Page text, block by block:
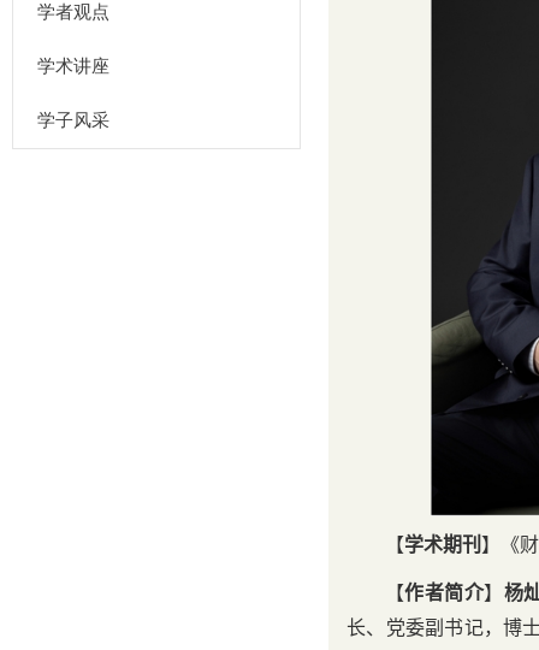
学者观点
学术讲座
学子风采
【学术期刊 】《
【作者简介】 杨
长、党委副书记，博